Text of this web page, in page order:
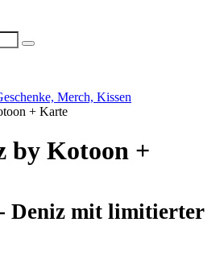
Merch, Kissen
+ Karte
by Kotoon +
Deniz mit limitierter